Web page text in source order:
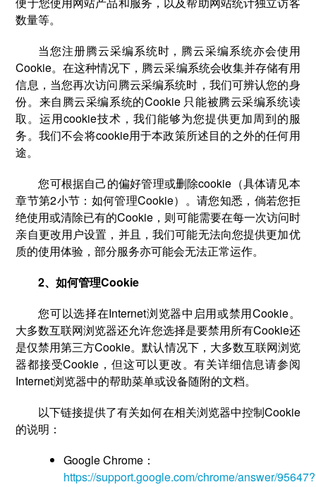
数量等。
当您注册腾云采编系统时，腾云采编系统亦会使用
Cookie。在这种情况下，腾云采编系统会收集并存储有用
信息，当您再次访问腾云采编系统时，我们可辨认您的身
份。来自腾云采编系统的Cookie 只能被腾云采编系统读
取。运用cookie技术，我们能够为您提供更加周到的服
务。我们不会将cookie用于本政策所述目的之外的任何用
途。
您可根据自己的偏好管理或删除cookie（具体请见本
章节第2小节：如何管理Cookie）。请您知悉，倘若您拒
绝使用或清除已有的Cookie，则可能需要在每一次访问时
亲自更改用户设置，并且，我们可能无法向您提供更加优
质的使用体验，部分服务亦可能会无法正常运作。
2、如何管理Cookie
您可以选择在Internet浏览器中启用或禁用Cookie。
大多数互联网浏览器还允许您选择是要禁用所有Cookie还
是仅禁用第三方Cookie。默认情况下，大多数互联网浏览
器都接受Cookie，但这可以更改。有关详细信息请参阅
Internet浏览器中的帮助菜单或设备随附的文档。
以下链接提供了有关如何在相关浏览器中控制Cookie
的说明：
Google Chrome：
https://support.google.com/chrome/answer/95647?